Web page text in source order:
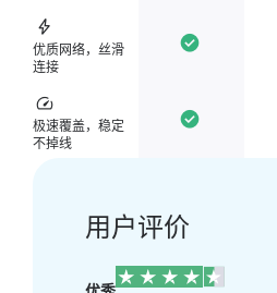
优质网络，丝滑
连接
极速覆盖，稳定
不掉线
用户评价